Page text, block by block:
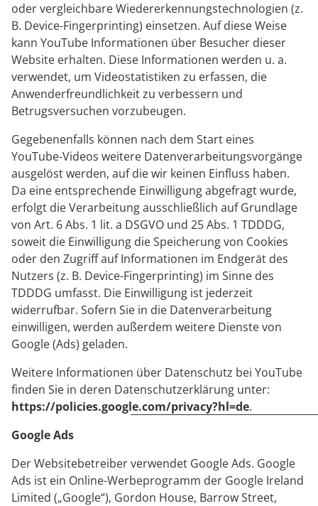
oder vergleichbare Wiedererkennungstechnologien (z.
B. Device-Fingerprinting) einsetzen. Auf diese Weise
kann YouTube Informationen über Besucher dieser
Website erhalten. Diese Informationen werden u. a.
verwendet, um Videostatistiken zu erfassen, die
Anwenderfreundlichkeit zu verbessern und
Betrugsversuchen vorzubeugen.
Gegebenenfalls können nach dem Start eines
YouTube-Videos weitere Datenverarbeitungsvorgänge
ausgelöst werden, auf die wir keinen Einfluss haben.
Da eine entsprechende Einwilligung abgefragt wurde,
erfolgt die Verarbeitung ausschließlich auf Grundlage
von Art. 6 Abs. 1 lit. a DSGVO und 25 Abs. 1 TDDDG,
soweit die Einwilligung die Speicherung von Cookies
oder den Zugriff auf Informationen im Endgerät des
Nutzers (z. B. Device-Fingerprinting) im Sinne des
TDDDG umfasst. Die Einwilligung ist jederzeit
widerrufbar. Sofern Sie in die Datenverarbeitung
einwilligen, werden außerdem weitere Dienste von
Google (Ads) geladen.
Weitere Informationen über Datenschutz bei YouTube
finden Sie in deren Datenschutzerklärung unter:
https://policies.google.com/privacy?hl=de.
Google Ads
Der Websitebetreiber verwendet Google Ads. Google
Ads ist ein Online-Werbeprogramm der Google Ireland
Limited („Google“), Gordon House, Barrow Street,